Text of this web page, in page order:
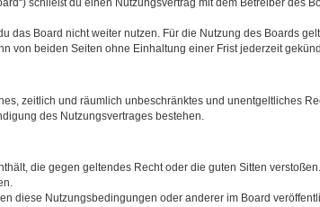
schließt du einen Nutzungsvertrag mit dem Betreiber des
das Board nicht weiter nutzen. Für die Nutzung des Boards
von beiden Seiten ohne Einhaltung einer Frist jederzeit
zeitlich und räumlich unbeschränktes und unentgeltliches
des Nutzungsvertrages bestehen.
die gegen geltendes Recht oder die guten Sitten
diese Nutzungsbedingungen oder anderer im Board